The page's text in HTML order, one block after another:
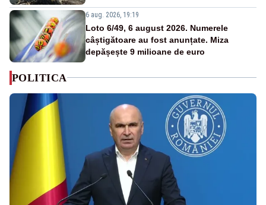
6 aug. 2026, 19:19
Loto 6/49, 6 august 2026. Numerele
câștigătoare au fost anunțate. Miza
depășește 9 milioane de euro
POLITICA